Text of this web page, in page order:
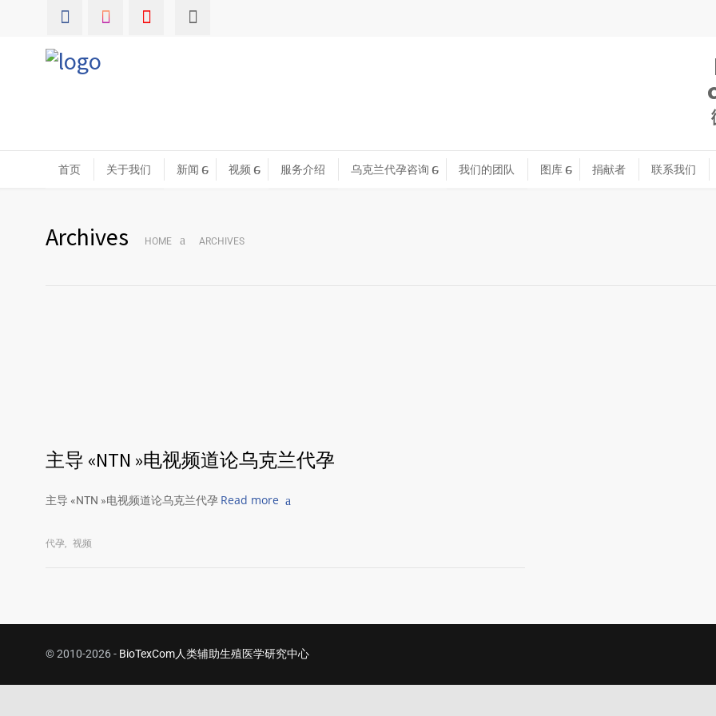
首页 关于我们 新闻 视频 服务介绍 乌克兰代孕咨询 我们的团队 图库 捐献者 联系我们
Archives HOME ARCHIVES
主导 «NTN »电视频道论乌克兰代孕
主导 «NTN »电视频道论乌克兰代孕 Read more
代孕, 视频
© 2010-2026 - BioTexCom人类辅助生殖医学研究中心